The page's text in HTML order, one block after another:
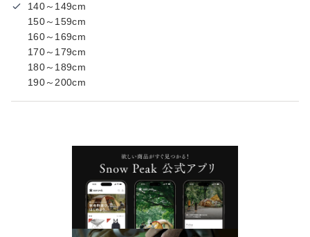
140～149cm
150～159cm
160～169cm
170～179cm
180～189cm
190～200cm